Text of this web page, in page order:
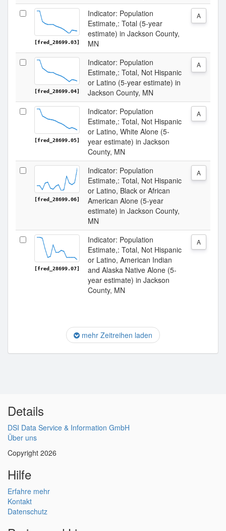
[fred_28699.03]
Indicator: Population
Estimate,: Total (5-year
estimate) in Jackson County,
MN
A
[fred_28699.04]
Indicator: Population
Estimate,: Total, Not Hispanic
or Latino (5-year estimate) in
Jackson County, MN
A
[fred_28699.05]
Indicator: Population
Estimate,: Total, Not Hispanic
or Latino, White Alone (5-
year estimate) in Jackson
County, MN
A
[fred_28699.06]
Indicator: Population
Estimate,: Total, Not Hispanic
or Latino, Black or African
American Alone (5-year
estimate) in Jackson County,
MN
A
[fred_28699.07]
Indicator: Population
Estimate,: Total, Not Hispanic
or Latino, American Indian
and Alaska Native Alone (5-
year estimate) in Jackson
County, MN
A
mehr Zeitreihen laden
Details
DSI Data Service & Information GmbH
Über uns
Copyright 2026
Hilfe
Erfahre mehr
Kontakt
Datenschutz